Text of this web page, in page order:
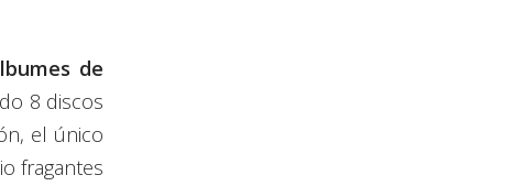
de
8 discos
el único
fragantes